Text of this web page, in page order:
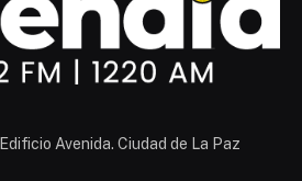
Avenida. Ciudad de La Paz